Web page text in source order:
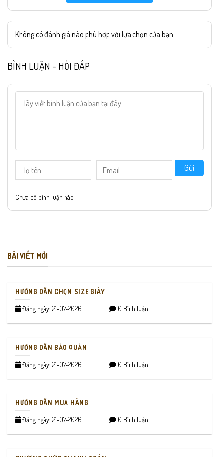
Không có đánh giá nào phù hợp với lựa chọn của bạn.
BÌNH LUẬN - HỎI ĐÁP
Gửi
Chưa có bình luận nào
BÀI VIẾT MỚI
HƯỚNG DẪN CHỌN SIZE GIÀY
Đăng ngày: 21-07-2026 0 Bình luận
HƯỚNG DẪN BẢO QUẢN
Đăng ngày: 21-07-2026 0 Bình luận
HƯỚNG DẪN MUA HÀNG
Đăng ngày: 21-07-2026 0 Bình luận